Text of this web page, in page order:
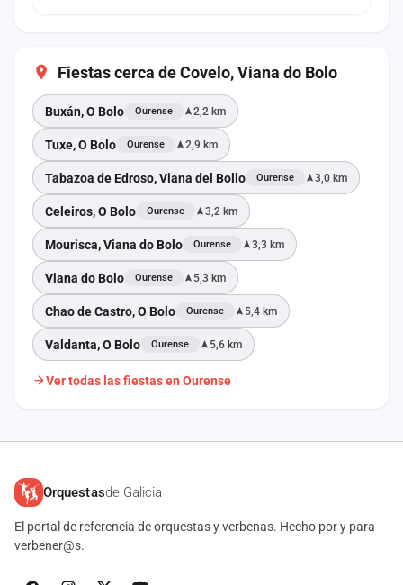
Fiestas cerca de Covelo, Viana do Bolo
Buxán, O Bolo Ourense 2,2 km
Tuxe, O Bolo Ourense 2,9 km
Tabazoa de Edroso, Viana del Bollo Ourense 3,0 km
Celeiros, O Bolo Ourense 3,2 km
Mourisca, Viana do Bolo Ourense 3,3 km
Viana do Bolo Ourense 5,3 km
Chao de Castro, O Bolo Ourense 5,4 km
Valdanta, O Bolo Ourense 5,6 km
Ver todas las fiestas en Ourense
Orquestasde Galicia
El portal de referencia de orquestas y verbenas. Hecho por y para
verbener@s.